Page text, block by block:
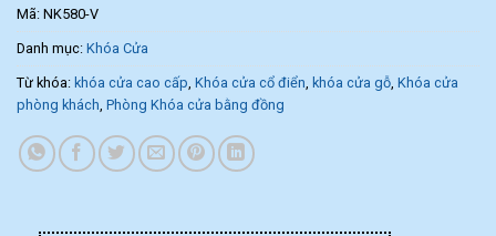
Mã: NK580-V
Danh mục: Khóa Cửa
Từ khóa: khóa cửa cao cấp Khóa cửa cổ điển khóa cửa gỗ Khóa cửa
phòng khách Phòng Khóa cửa bằng đồng